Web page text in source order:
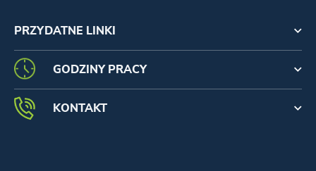
PRZYDATNE LINKI
GODZINY PRACY
KONTAKT